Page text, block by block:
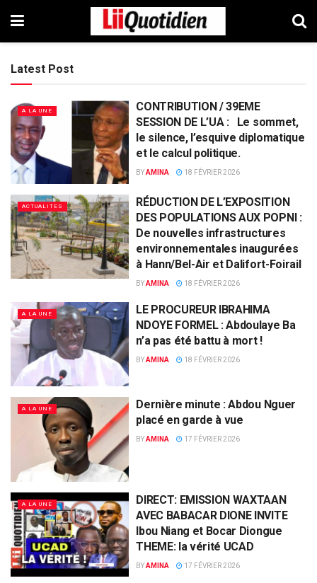
Latest Post
A LA UNE
CONTRIBUTION / 39EME
SESSION DE L’UA : Le sommet,
le silence, l’esquive diplomatique
et le calcul politique.
BYAMINA 18 FÉVRIER 2026
ACTUALITES
RÉDUCTION DE L’EXPOSITION
DES POPULATIONS AUX POPNI :
De nouvelles infrastructures
environnementales inaugurées
à Hann/Bel-Air et Dalifort-Foirail
BYAMINA 18 FÉVRIER 2026
A LA UNE
LE PROCUREUR IBRAHIMA
NDOYE FORMEL : Abdoulaye Ba
n’a pas été battu à mort !
BYAMINA 18 FÉVRIER 2026
A LA UNE
Dernière minute : Abdou Nguer
placé en garde à vue
BYAMINA 17 FÉVRIER 2026
A LA UNE
DIRECT: EMISSION WAXTAAN
AVEC BABACAR DIONE INVITE
Ibou Niang et Bocar Diongue
THEME: la vérité UCAD
BYAMINA 17 FÉVRIER 2026